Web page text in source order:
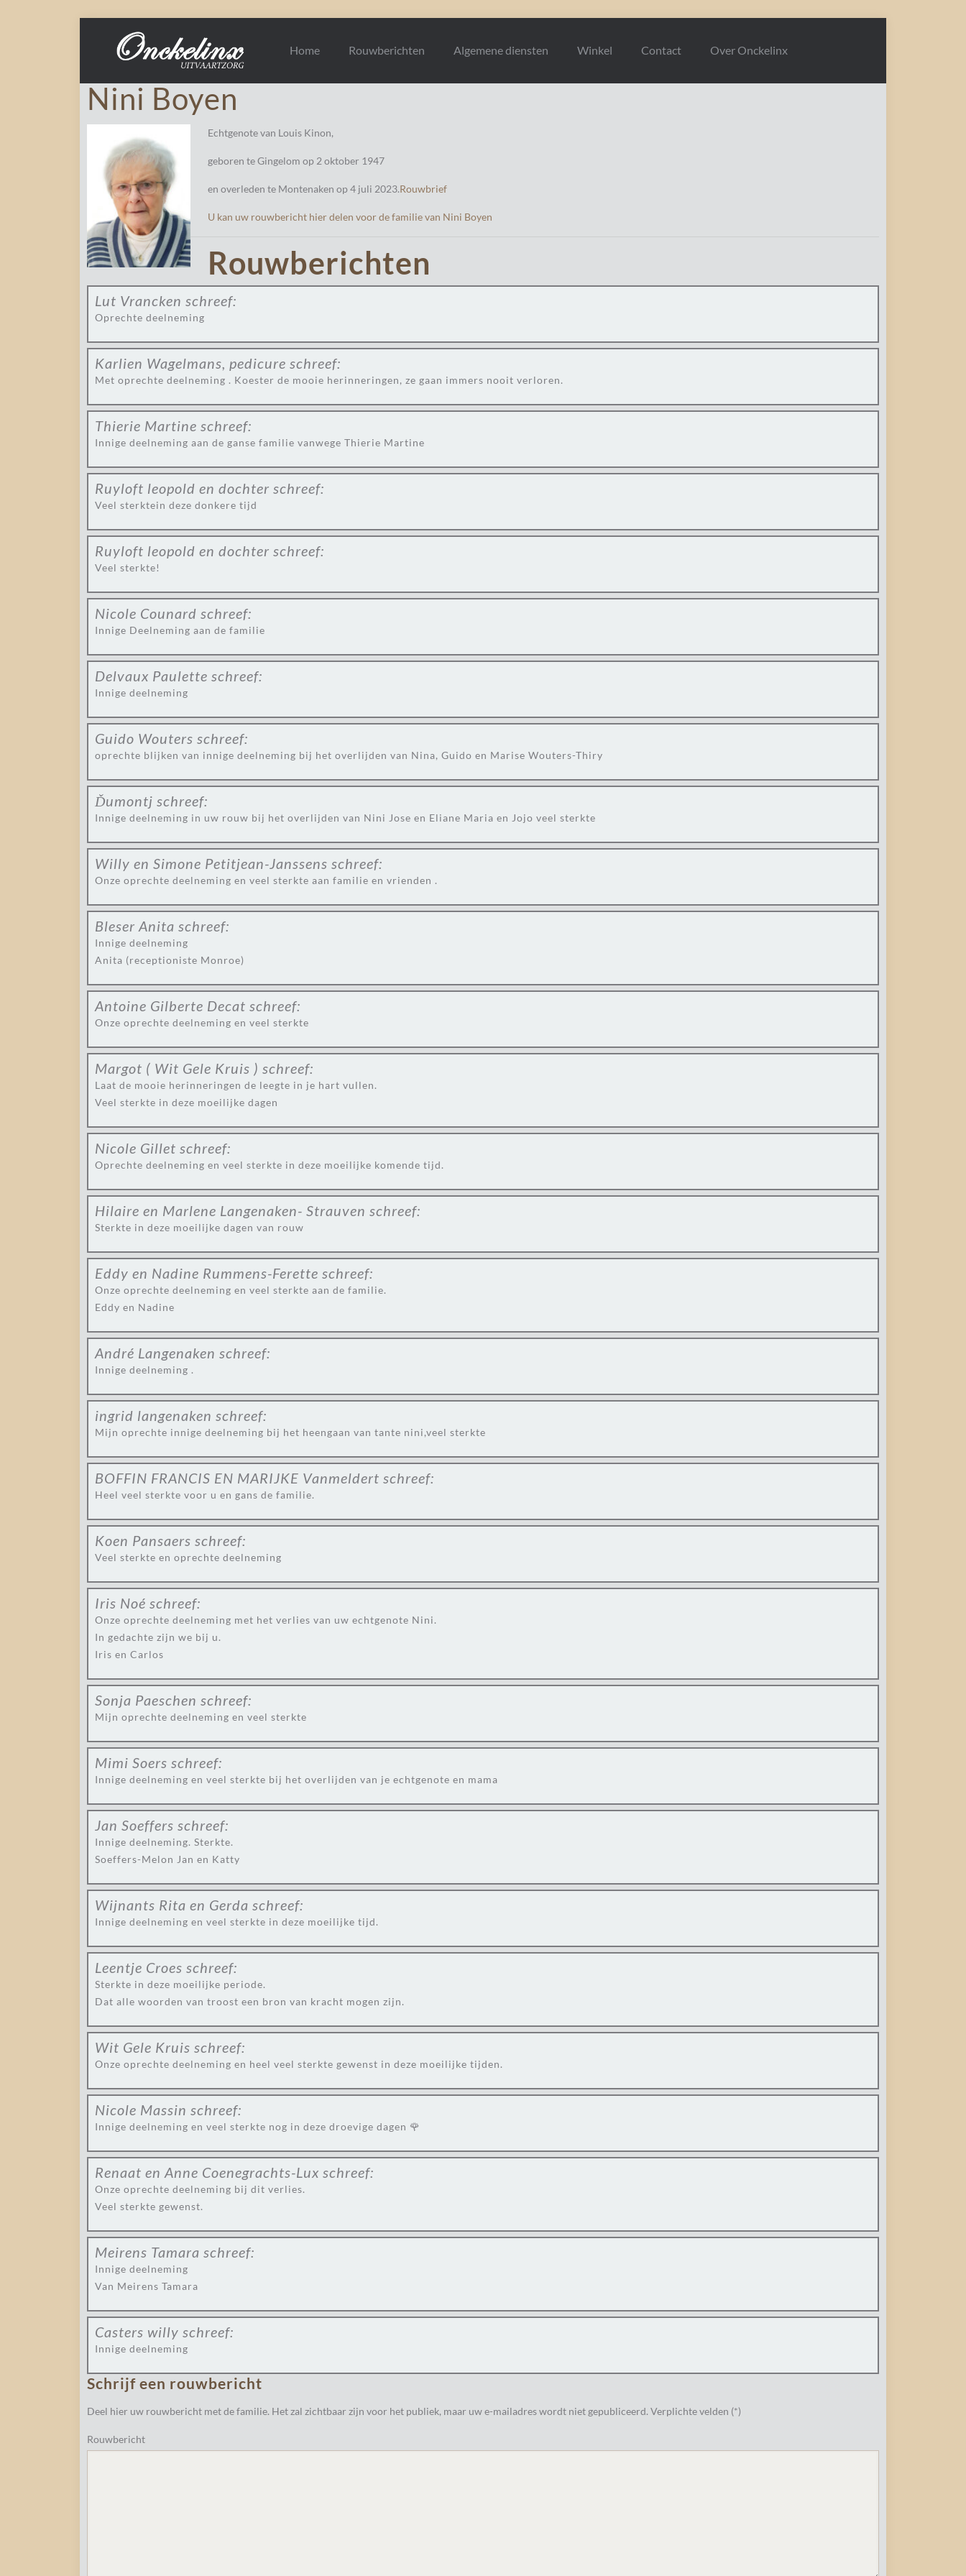
Home Rouwberichten Algemene diensten Winkel Contact Over Onckelinx
Nini Boyen
Echtgenote van Louis Kinon,
geboren te Gingelom op 2 oktober 1947
en overleden te Montenaken op 4 juli 2023.Rouwbrief
U kan uw rouwbericht hier delen voor de familie van Nini Boyen
Rouwberichten
Lut Vrancken schreef:
Oprechte deelneming
Karlien Wagelmans, pedicure schreef:
Met oprechte deelneming . Koester de mooie herinneringen, ze gaan immers nooit verloren.
Thierie Martine schreef:
Innige deelneming aan de ganse familie vanwege Thierie Martine
Ruyloft leopold en dochter schreef:
Veel sterktein deze donkere tijd
Ruyloft leopold en dochter schreef:
Veel sterkte!
Nicole Counard schreef:
Innige Deelneming aan de familie
Delvaux Paulette schreef:
Innige deelneming
Guido Wouters schreef:
oprechte blijken van innige deelneming bij het overlijden van Nina, Guido en Marise Wouters-Thiry
Ďumontj schreef:
Innige deelneming in uw rouw bij het overlijden van Nini Jose en Eliane Maria en Jojo veel sterkte
Willy en Simone Petitjean-Janssens schreef:
Onze oprechte deelneming en veel sterkte aan familie en vrienden .
Bleser Anita schreef:
Innige deelneming
Anita (receptioniste Monroe)
Antoine Gilberte Decat schreef:
Onze oprechte deelneming en veel sterkte
Margot ( Wit Gele Kruis ) schreef:
Laat de mooie herinneringen de leegte in je hart vullen.
Veel sterkte in deze moeilijke dagen
Nicole Gillet schreef:
Oprechte deelneming en veel sterkte in deze moeilijke komende tijd.
Hilaire en Marlene Langenaken- Strauven schreef:
Sterkte in deze moeilijke dagen van rouw
Eddy en Nadine Rummens-Ferette schreef:
Onze oprechte deelneming en veel sterkte aan de familie.
Eddy en Nadine
André Langenaken schreef:
Innige deelneming .
ingrid langenaken schreef:
Mijn oprechte innige deelneming bij het heengaan van tante nini,veel sterkte
BOFFIN FRANCIS EN MARIJKE Vanmeldert schreef:
Heel veel sterkte voor u en gans de familie.
Koen Pansaers schreef:
Veel sterkte en oprechte deelneming
Iris Noé schreef:
Onze oprechte deelneming met het verlies van uw echtgenote Nini.
In gedachte zijn we bij u.
Iris en Carlos
Sonja Paeschen schreef:
Mijn oprechte deelneming en veel sterkte
Mimi Soers schreef:
Innige deelneming en veel sterkte bij het overlijden van je echtgenote en mama
Jan Soeffers schreef:
Innige deelneming. Sterkte.
Soeffers-Melon Jan en Katty
Wijnants Rita en Gerda schreef:
Innige deelneming en veel sterkte in deze moeilijke tijd.
Leentje Croes schreef:
Sterkte in deze moeilijke periode.
Dat alle woorden van troost een bron van kracht mogen zijn.
Wit Gele Kruis schreef:
Onze oprechte deelneming en heel veel sterkte gewenst in deze moeilijke tijden.
Nicole Massin schreef:
Innige deelneming en veel sterkte nog in deze droevige dagen 🌹
Renaat en Anne Coenegrachts-Lux schreef:
Onze oprechte deelneming bij dit verlies.
Veel sterkte gewenst.
Meirens Tamara schreef:
Innige deelneming
Van Meirens Tamara
Casters willy schreef:
Innige deelneming
Schrijf een rouwbericht
Deel hier uw rouwbericht met de familie. Het zal zichtbaar zijn voor het publiek, maar uw e-mailadres wordt niet gepubliceerd. Verplichte velden (*)
Rouwbericht